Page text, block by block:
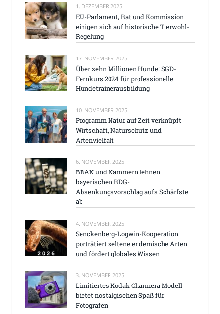
1. DEZEMBER 2025
EU-Parlament, Rat und Kommission
einigen sich auf historische Tierwohl-
Regelung
17. NOVEMBER 2025
Über zehn Millionen Hunde: SGD-
Fernkurs 2024 für professionelle
Hundetrainerausbildung
10. NOVEMBER 2025
Programm Natur auf Zeit verknüpft
Wirtschaft, Naturschutz und
Artenvielfalt
6. NOVEMBER 2025
BRAK und Kammern lehnen
bayerischen RDG-
Absenkungsvorschlag aufs Schärfste
ab
4. NOVEMBER 2025
Senckenberg-Logwin-Kooperation
porträtiert seltene endemische Arten
und fördert globales Wissen
3. NOVEMBER 2025
Limitiertes Kodak Charmera Modell
bietet nostalgischen Spaß für
Fotografen